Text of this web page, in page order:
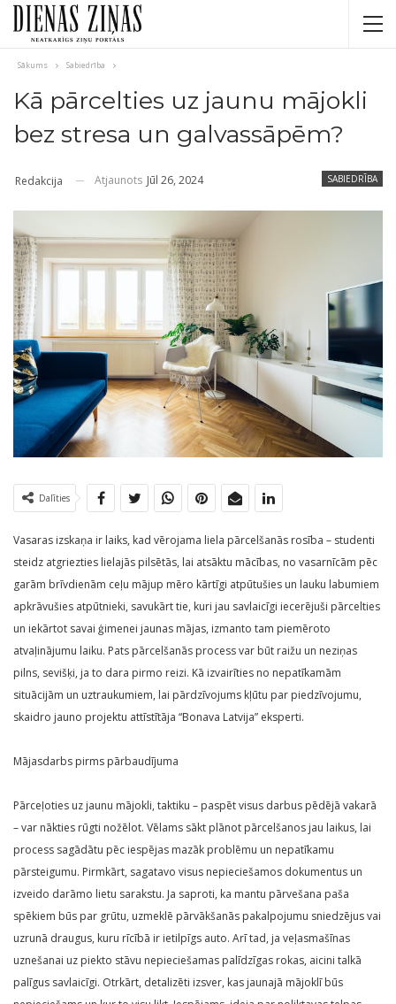
Sākums Sabiedrība
Kā pārcelties uz jaunu mājokli
bez stresa un galvassāpēm?
SABIEDRĪBA
Redakcija Atjaunots Jūl 26, 2024
Dalīties
Vasaras izskaņa ir laiks, kad vērojama liela pārcelšanās rosība – studenti
steidz atgriezties lielajās pilsētās, lai atsāktu mācības, no vasarnīcām pēc
garām brīvdienām ceļu mājup mēro kārtīgi atpūtušies un lauku labumiem
apkrāvušies atpūtnieki, savukārt tie, kuri jau savlaicīgi iecerējuši pārcelties
un iekārtot savai ģimenei jaunas mājas, izmanto tam piemēroto
atvaļinājumu laiku. Pats pārcelšanās process var būt raižu un neziņas
pilns, sevišķi, ja to dara pirmo reizi. Kā izvairīties no nepatīkamām
situācijām un uztraukumiem, lai pārdzīvojums kļūtu par piedzīvojumu,
skaidro jauno projektu attīstītāja “Bonava Latvija” eksperti.
Mājasdarbs pirms pārbaudījuma
Pārceļoties uz jaunu mājokli, taktiku – paspēt visus darbus pēdējā vakarā
– var nākties rūgti nožēlot. Vēlams sākt plānot pārcelšanos jau laikus, lai
process sagādātu pēc iespējas mazāk problēmu un nepatīkamu
pārsteigumu. Pirmkārt, sagatavo visus nepieciešamos dokumentus un
izveido darāmo lietu sarakstu. Ja saproti, ka mantu pārvešana paša
spēkiem būs par grūtu, uzmeklē pārvākšanās pakalpojumu sniedzējus vai
uzrunā draugus, kuru rīcībā ir ietilpīgs auto. Arī tad, ja veļasmašīnas
uznešanai uz piekto stāvu nepieciešamas palīdzīgas rokas, aicini talkā
palīgus savlaicīgi. Otrkārt, detalizēti izsver, kas jaunajā mājoklī būs